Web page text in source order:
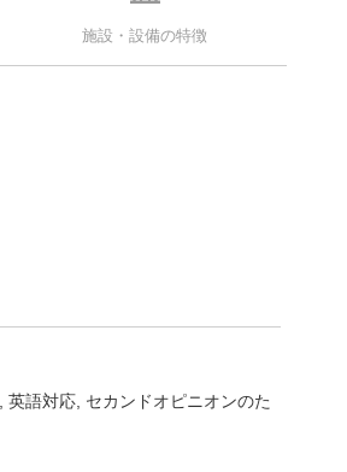
施設・設備の特徴
英語対応 セカンドオピニオンのた